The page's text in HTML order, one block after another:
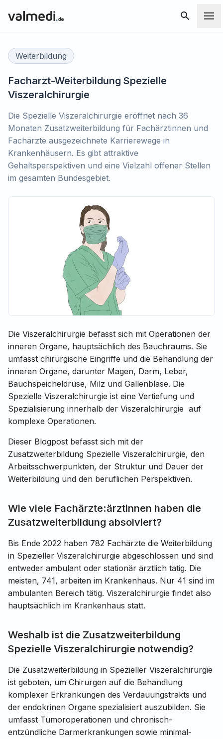
Weiterbildung
Facharzt-Weiterbildung Spezielle
Viszeralchirurgie
Die Spezielle Viszeralchirurgie eröffnet nach 36
Monaten Zusatzweiterbildung für Fachärztinnen und
Fachärzte ausgezeichnete Karrierewege in
Krankenhäusern. Es gibt attraktive
Gehaltsperspektiven und eine Vielzahl offener Stellen
im gesamten Bundesgebiet.
Die Viszeralchirurgie befasst sich mit Operationen der
inneren Organe, hauptsächlich des Bauchraums. Sie
umfasst chirurgische Eingriffe und die Behandlung der
inneren Organe, darunter Magen, Darm, Leber,
Bauchspeicheldrüse, Milz und Gallenblase. Die
Spezielle Viszeralchirurgie ist eine Vertiefung und
Spezialisierung innerhalb der Viszeralchirurgie auf
komplexe Operationen.
Dieser Blogpost befasst sich mit der
Zusatzweiterbildung Spezielle Viszeralchirurgie, den
Arbeitsschwerpunkten, der Struktur und Dauer der
Weiterbildung und den beruflichen Perspektiven.
Wie viele Fachärzte:ärztinnen haben die
Zusatzweiterbildung absolviert?
Bis Ende 2022 haben 782 Fachärzte die Weiterbildung
in Spezieller Viszeralchirurgie abgeschlossen und sind
entweder ambulant oder stationär ärztlich tätig. Die
meisten, 741, arbeiten im Krankenhaus. Nur 41 sind im
ambulanten Bereich tätig. Viszeralchirurgie findet also
hauptsächlich im Krankenhaus statt.
Weshalb ist die Zusatzweiterbildung
Spezielle Viszeralchirurgie notwendig?
Die Zusatzweiterbildung in Spezieller Viszeralchirurgie
ist geboten, um Chirurgen auf die Behandlung
komplexer Erkrankungen des Verdauungstrakts und
der endokrinen Organe spezialisiert auszubilden. Sie
umfasst Tumoroperationen und chronisch-
entzündliche Darmerkrankungen sowie minimal-